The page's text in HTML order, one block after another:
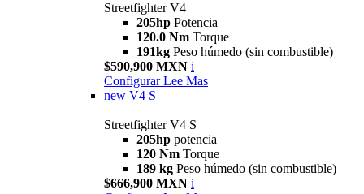
Streetfighter V4
205hp Potencia
120.0 Nm Torque
191kg Peso húmedo (sin combustible)
$590,900 MXN i
Configurar Lee Mas
new V4 S
Streetfighter V4 S
205hp potencia
120 Nm Torque
189 kg Peso húmedo (sin combustible)
$666,900 MXN i